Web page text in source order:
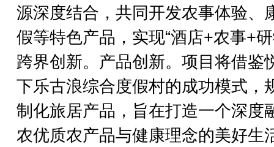
源深度结合，共同开发农事体验、
假等特色产品，实现“酒店+农事+
跨界创新。产品创新。项目将借鉴
下乐古浪综合度假村的成功模式，
制化旅居产品，旨在打造一个深度
农优质农产品与健康理念的美好生